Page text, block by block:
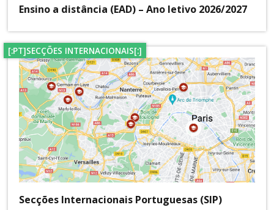
Ensino a distância (EAD) – Ano letivo 2026/2027
[:PT]SECÇÕES INTERNACIONAIS[:]
Secções Internacionais Portuguesas (SIP)